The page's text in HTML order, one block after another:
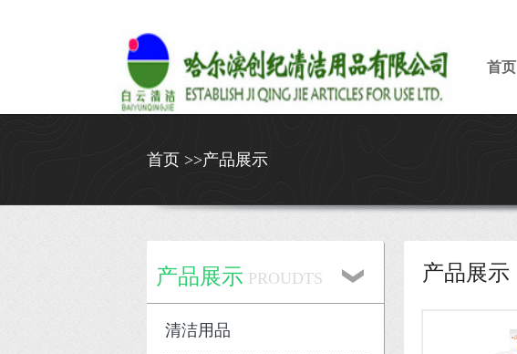
首页
首页 >>产品展示
产品展示 PROUDTS
清洁用品
产品展示